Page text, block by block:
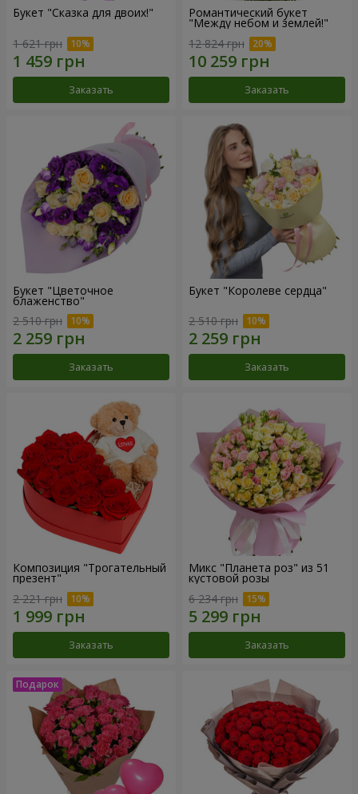
Букет "Сказка для двоих!"
1 621 грн
Заказать
Романтический букет
"Между небом и землей!"
12 824 грн
Заказать
Букет "Цветочное
блаженство"
2 510 грн
Заказать
Букет "Королеве сердца"
2 510 грн
Заказать
Композиция "Трогательный
презент"
2 221 грн
Заказать
Микс "Планета роз" из 51
кустовой розы
6 234 грн
Заказать